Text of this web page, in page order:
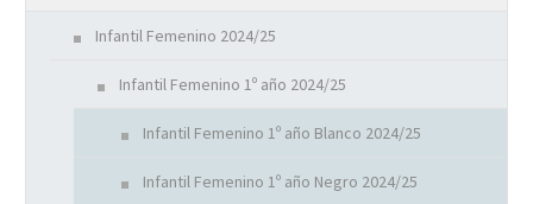
Infantil Femenino 2024/25
Infantil Femenino 1º año 2024/25
Infantil Femenino 1º año Blanco 2024/25
Infantil Femenino 1º año Negro 2024/25